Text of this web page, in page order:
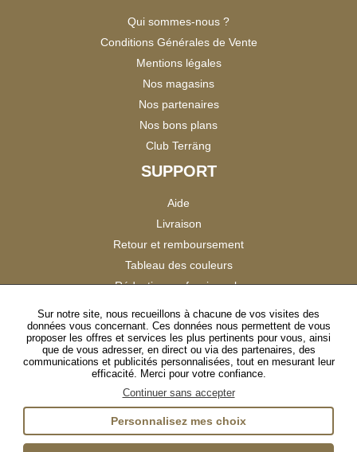
Qui sommes-nous ?
Conditions Générales de Vente
Mentions légales
Nos magasins
Nos partenaires
Nos bons plans
Club Terräng
SUPPORT
Aide
Livraison
Retour et remboursement
Tableau des couleurs
Réduction professionnels
Satisfaction Clients
SUIVEZ-NOUS
InstagramTikTokFacebookYouTubeLinkedIn
Sur notre site, nous recueillons à chacune de vos visites des
données vous concernant. Ces données nous permettent de vous
proposer les offres et services les plus pertinents pour vous, ainsi
que de vous adresser, en direct ou via des partenaires, des
communications et publicités personnalisées, tout en mesurant leur
efficacité. Merci pour votre confiance.
Continuer sans accepter
Personnalisez mes choix